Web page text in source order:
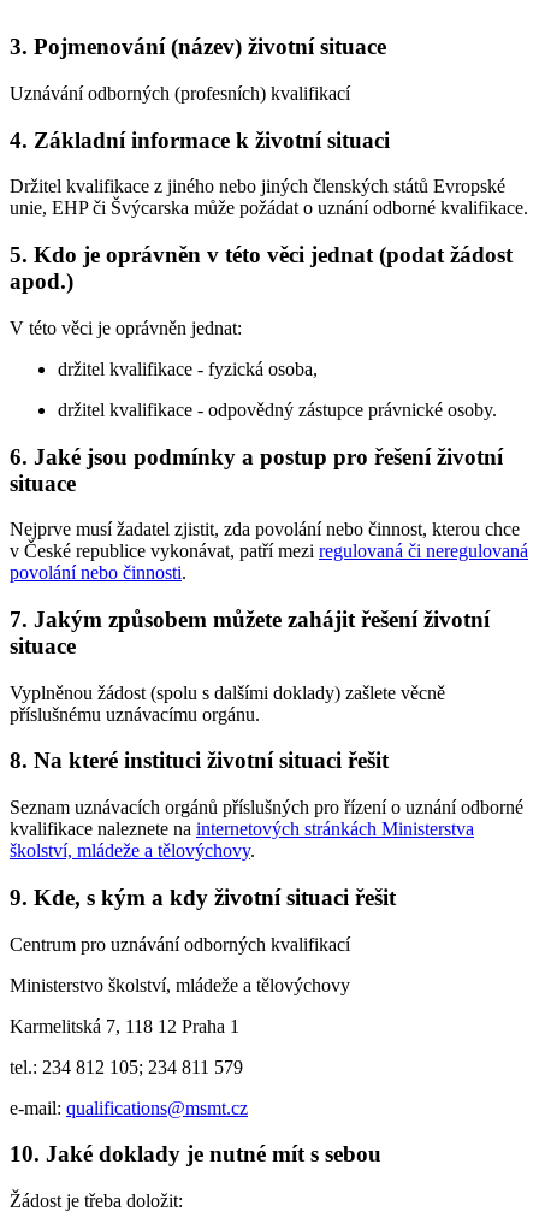
3. Pojmenování (název) životní situace
Uznávání odborných (profesních) kvalifikací
4. Základní informace k životní situaci
Držitel kvalifikace z jiného nebo jiných členských států Evropské
unie, EHP či Švýcarska může požádat o uznání odborné kvalifikace.
5. Kdo je oprávněn v této věci jednat (podat žádost
apod.)
V této věci je oprávněn jednat:
držitel kvalifikace - fyzická osoba,
držitel kvalifikace - odpovědný zástupce právnické osoby.
6. Jaké jsou podmínky a postup pro řešení životní
situace
Nejprve musí žadatel zjistit, zda povolání nebo činnost, kterou chce
v České republice vykonávat, patří mezi regulovaná či neregulovaná
povolání nebo činnosti.
7. Jakým způsobem můžete zahájit řešení životní
situace
Vyplněnou žádost (spolu s dalšími doklady) zašlete věcně
příslušnému uznávacímu orgánu.
8. Na které instituci životní situaci řešit
Seznam uznávacích orgánů příslušných pro řízení o uznání odborné
kvalifikace naleznete na internetových stránkách Ministerstva
školství, mládeže a tělovýchovy.
9. Kde, s kým a kdy životní situaci řešit
Centrum pro uznávání odborných kvalifikací
Ministerstvo školství, mládeže a tělovýchovy
Karmelitská 7, 118 12 Praha 1
tel.: 234 812 105; 234 811 579
e-mail: qualifications@msmt.cz
10. Jaké doklady je nutné mít s sebou
Žádost je třeba doložit: